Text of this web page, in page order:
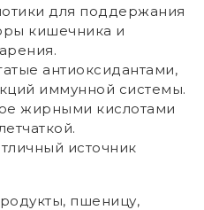
для поддержания
кишечника и
антиоксидантами,
иммунной системы.
жирными кислотами
источник
пшеницу,